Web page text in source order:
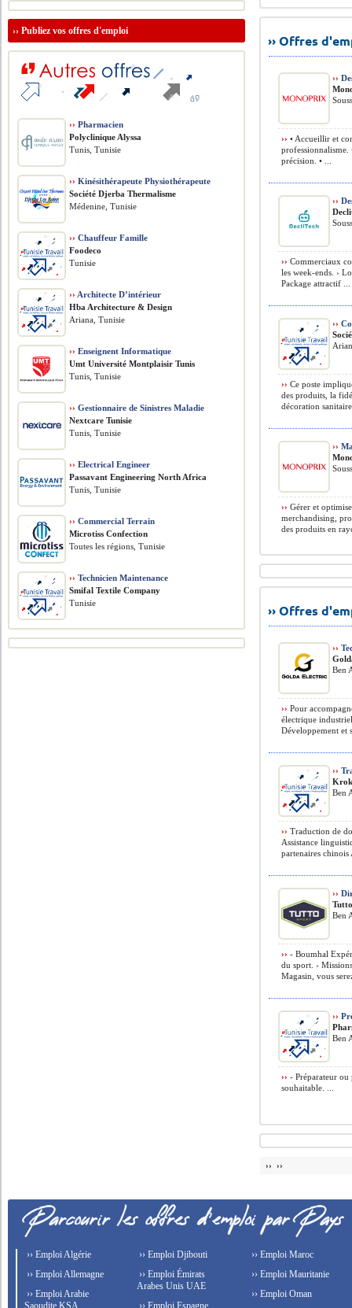
›› Offres
››
›› • Accueillir et
professionnalisme.
précision. • ...
››
›› Commerciaux
les week-ends. ›
Package attractif ...
››
›› Ce poste
des produits, la
décoration
››
›› Gérer et
merchandising,
des produits en
›› Offres
››
Ben
›› Pour
électrique
Développement et
››
Ben
›› Traduction de
Assistance
partenaires
››
Ben
›› - Boumhal
du sport. ›
Magasin, vous
››
Ben
›› - Préparateur ou
souhaitable. ...
›› ››
››Publiez vos offres d'emploi
›› Pharmacien
Polyclinique Alyssa
Tunis, Tunisie
›› Kinésithérapeute Physiothérapeute
Société Djerba Thermalisme
Médenine, Tunisie
›› Chauffeur Famille
Foodeco
Tunisie
›› Architecte D’intérieur
Hba Architecture & Design
Ariana, Tunisie
›› Enseignent Informatique
Umt Université Montplaisir Tunis
Tunis, Tunisie
›› Gestionnaire de Sinistres Maladie
Nextcare Tunisie
Tunis, Tunisie
›› Electrical Engineer
Passavant Engineering North Africa
Tunis, Tunisie
›› Commercial Terrain
Microtiss Confection
Toutes les régions, Tunisie
›› Technicien Maintenance
Smifal Textile Company
Tunisie
›› Emploi Algérie
›› Emploi Allemagne
›› Emploi Arabie
Saoudite KSA
›› Emploi Djibouti
›› Emploi Émirats
Arabes Unis UAE
›› Emploi Espagne
›› Emploi Maroc
›› Emploi Mauritanie
›› Emploi Oman